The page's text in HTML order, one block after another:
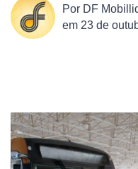
Por DF
em 23 de